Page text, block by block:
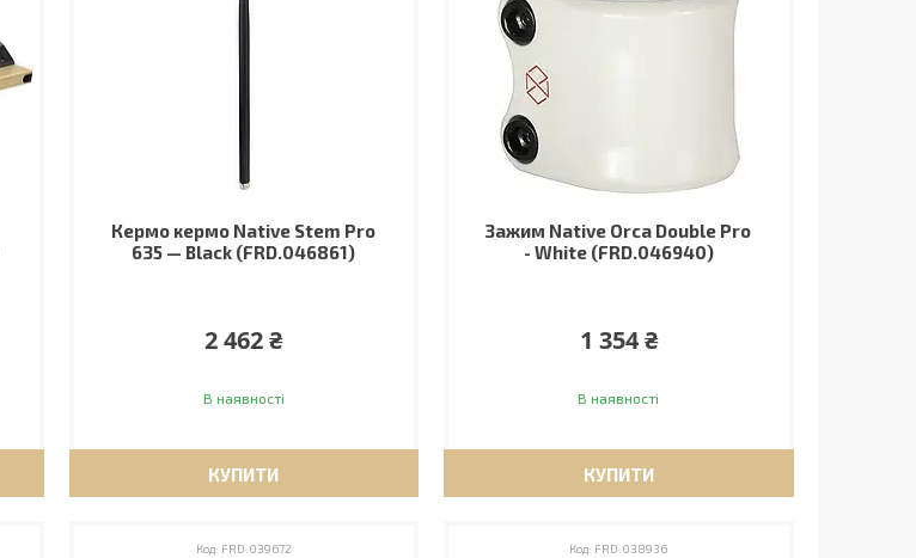
Кермо кермо Native Stem Pro
635 — Black (FRD.046861)
2 462 ₴
В наявності
КУПИТИ
Зажим Native Orca Double Pro
- White (FRD.046940)
1 354 ₴
В наявності
КУПИТИ
FRD.039672 FRD.038936